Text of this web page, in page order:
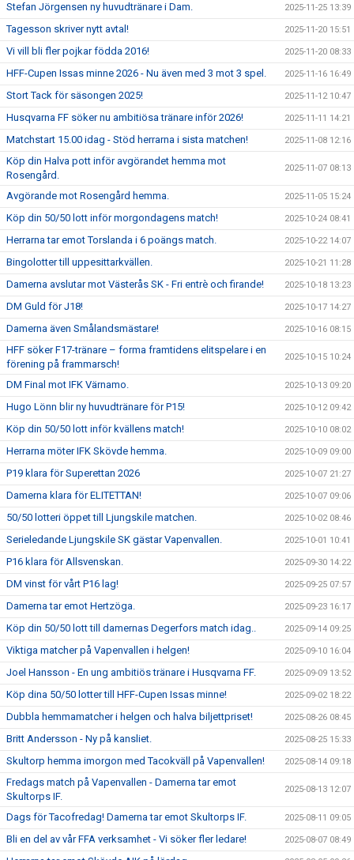
Stefan Jörgensen ny huvudtränare i Dam. 2025-11-25 13:39
Tagesson skriver nytt avtal! 2025-11-20 15:51
Vi vill bli fler pojkar födda 2016! 2025-11-20 08:33
HFF-Cupen Issas minne 2026 - Nu även med 3 mot 3 spel. 2025-11-16 16:49
Stort Tack för säsongen 2025! 2025-11-12 10:47
Husqvarna FF söker nu ambitiösa tränare inför 2026! 2025-11-11 14:21
Matchstart 15.00 idag - Stöd herrarna i sista matchen! 2025-11-08 12:16
Köp din Halva pott inför avgörandet hemma mot
Rosengård.
2025-11-07 08:13
Avgörande mot Rosengård hemma. 2025-11-05 15:24
Köp din 50/50 lott inför morgondagens match! 2025-10-24 08:41
Herrarna tar emot Torslanda i 6 poängs match. 2025-10-22 14:07
Bingolotter till uppesittarkvällen. 2025-10-21 11:28
Damerna avslutar mot Västerås SK - Fri entrè och firande! 2025-10-18 13:23
DM Guld för J18! 2025-10-17 14:27
Damerna även Smålandsmästare! 2025-10-16 08:15
HFF söker F17-tränare – forma framtidens elitspelare i en
förening på frammarsch!
2025-10-15 10:24
DM Final mot IFK Värnamo. 2025-10-13 09:20
Hugo Lönn blir ny huvudtränare för P15! 2025-10-12 09:42
Köp din 50/50 lott inför kvällens match! 2025-10-10 08:02
Herrarna möter IFK Skövde hemma. 2025-10-09 09:00
P19 klara för Superettan 2026 2025-10-07 21:27
Damerna klara för ELITETTAN! 2025-10-07 09:06
50/50 lotteri öppet till Ljungskile matchen. 2025-10-02 08:46
Serieledande Ljungskile SK gästar Vapenvallen. 2025-10-01 10:41
P16 klara för Allsvenskan. 2025-09-30 14:22
DM vinst för vårt P16 lag! 2025-09-25 07:57
Damerna tar emot Hertzöga. 2025-09-23 16:17
Köp din 50/50 lott till damernas Degerfors match idag.. 2025-09-14 09:25
Viktiga matcher på Vapenvallen i helgen! 2025-09-10 16:04
Joel Hansson - En ung ambitiös tränare i Husqvarna FF. 2025-09-09 13:52
Köp dina 50/50 lotter till HFF-Cupen Issas minne! 2025-09-02 18:22
Dubbla hemmamatcher i helgen och halva biljettpriset! 2025-08-26 08:45
Britt Andersson - Ny på kansliet. 2025-08-25 15:33
Skultorp hemma imorgon med Tacokväll på Vapenvallen! 2025-08-14 09:18
Fredags match på Vapenvallen - Damerna tar emot
Skultorps IF.
2025-08-13 12:07
Dags för Tacofredag! Damerna tar emot Skultorps IF. 2025-08-11 09:05
Bli en del av vår FFA verksamhet - Vi söker fler ledare! 2025-08-07 08:49